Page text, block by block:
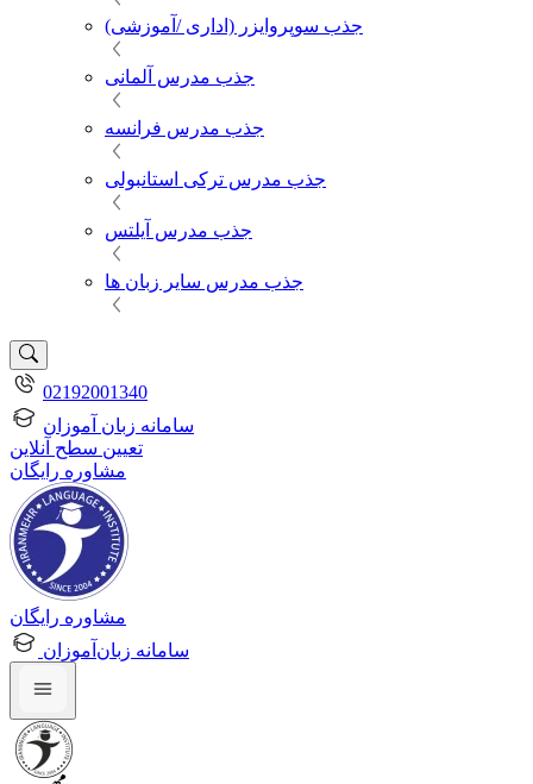
جذب سوپروایزر (اداری /آموزشی)
جذب مدرس آلمانی
جذب مدرس فرانسه
جذب مدرس ترکی استانبولی
جذب مدرس آیلتس
جذب مدرس سایر زبان ها
02192001340
سامانه زبان آموزان
تعیین سطح آنلاین
مشاوره رایگان
مشاوره رایگان
سامانه زبان‌آموزان